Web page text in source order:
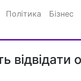
Політика Бізнес
відвідати